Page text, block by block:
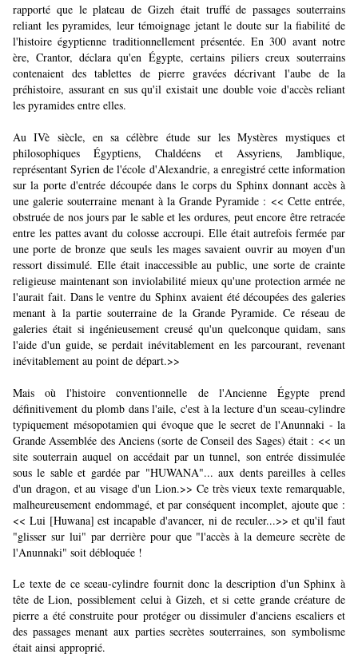
rapporté que le plateau de Gizeh était truffé de passages souterrains
reliant les pyramides, leur témoignage jetant le doute sur la fiabilité de
l'histoire égyptienne traditionnellement présentée. En 300 avant notre
ère, Crantor, déclara qu'en Égypte, certains piliers creux souterrains
contenaient des tablettes de pierre gravées décrivant l'aube de la
préhistoire, assurant en sus qu'il existait une double voie d'accès reliant
les pyramides entre elles.
Au IVè siècle, en sa célèbre étude sur les Mystères mystiques et
philosophiques Égyptiens, Chaldéens et Assyriens, Jamblique,
représentant Syrien de l'école d'Alexandrie, a enregistré cette information
sur la porte d'entrée découpée dans le corps du Sphinx donnant accès à
une galerie souterraine menant à la Grande Pyramide : << Cette entrée,
obstruée de nos jours par le sable et les ordures, peut encore être retracée
entre les pattes avant du colosse accroupi. Elle était autrefois fermée par
une porte de bronze que seuls les mages savaient ouvrir au moyen d'un
ressort dissimulé. Elle était inaccessible au public, une sorte de crainte
religieuse maintenant son inviolabilité mieux qu'une protection armée ne
l'aurait fait. Dans le ventre du Sphinx avaient été découpées des galeries
menant à la partie souterraine de la Grande Pyramide. Ce réseau de
galeries était si ingénieusement creusé qu'un quelconque quidam, sans
l'aide d'un guide, se perdait inévitablement en les parcourant, revenant
inévitablement au point de départ.>>
Mais où l'histoire conventionnelle de l'Ancienne Égypte prend
définitivement du plomb dans l'aile, c'est à la lecture d'un sceau-cylindre
typiquement mésopotamien qui évoque que le secret de l'Anunnaki - la
Grande Assemblée des Anciens (sorte de Conseil des Sages) était : << un
site souterrain auquel on accédait par un tunnel, son entrée dissimulée
sous le sable et gardée par "HUWANA"... aux dents pareilles à celles
d'un dragon, et au visage d'un Lion.>> Ce très vieux texte remarquable,
malheureusement endommagé, et par conséquent incomplet, ajoute que :
<< Lui [Huwana] est incapable d'avancer, ni de reculer...>> et qu'il faut
"glisser sur lui" par derrière pour que "l'accès à la demeure secrète de
l'Anunnaki" soit débloquée !
Le texte de ce sceau-cylindre fournit donc la description d'un Sphinx à
tête de Lion, possiblement celui à Gizeh, et si cette grande créature de
pierre a été construite pour protéger ou dissimuler d'anciens escaliers et
des passages menant aux parties secrètes souterraines, son symbolisme
était ainsi approprié.